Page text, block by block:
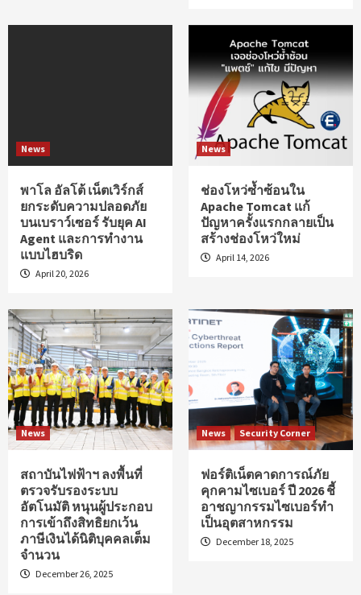
News
พาโล อัลโต้ เน็ตเวิร์กส์
ยกระดับความปลอดภัย
บนเบราว์เซอร์ รับยุค AI
Agent และการทำงาน
แบบไฮบริด
April 20, 2026
News
ช่องโหว่ซ้ำซ้อนใน
Apache Tomcat แก้
ปัญหาครั้งแรกกลายเป็น
สร้างช่องโหว่ใหม่
April 14, 2026
News
สถาบันไฟฟ้าฯ ลงพื้นที่
ตรวจรับรองระบบ
อัตโนมัติ หนุนผู้ประกอบ
การเข้าถึงสิทธิยกเว้น
ภาษีเงินได้นิติบุคคลเต็ม
จำนวน
December 26, 2025
News Security Corner
ฟอร์ติเน็ตคาดการณ์ภัย
คุกคามไซเบอร์ ปี 2026 ชี้
อาชญากรรมไซเบอร์ทำ
เป็นอุตสาหกรรม
December 18, 2025